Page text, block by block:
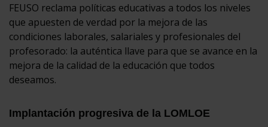
FEUSO reclama políticas educativas a todos los niveles
que apuesten de verdad por la mejora de las
condiciones laborales, salariales y profesionales del
profesorado: la auténtica llave para que se avance en la
mejora de la calidad de la educación que todos
deseamos.
Implantación progresiva de la LOMLOE